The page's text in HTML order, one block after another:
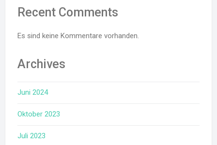
Recent Comments
Es sind keine Kommentare vorhanden.
Archives
Juni 2024
Oktober 2023
Juli 2023